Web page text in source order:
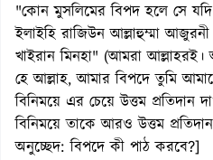
"কোন মুসলিমের বিপদ হলে সে যদি
ইলাইহি রাজিউন আল্লাহুম্মা
খাইরান মিনহা" (আমরা
হে আল্লাহ, আমার বিপদে তুমি
বিনিময়ে এর চেয়ে উত্তম প্রতিদান
বিনিময়ে তাকে আরও উত্তম
অনুচ্ছেদ: বিপদে কী পাঠ করবে?]